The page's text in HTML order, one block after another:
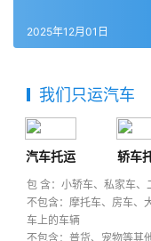
2025年12月01日
我们只运汽车
汽车托运 轿车
包 含：小轿车、私家车
不包含：摩托车、房车、
车上的车辆
不包含：普货、宠物等其